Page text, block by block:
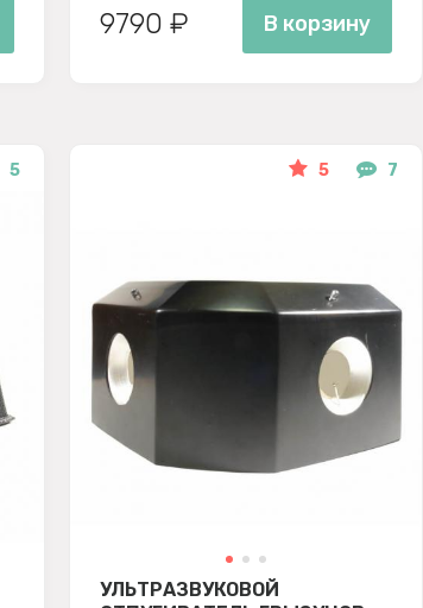
9790 ₽ В корзину
5 5 7
УЛЬТРАЗВУКОВОЙ